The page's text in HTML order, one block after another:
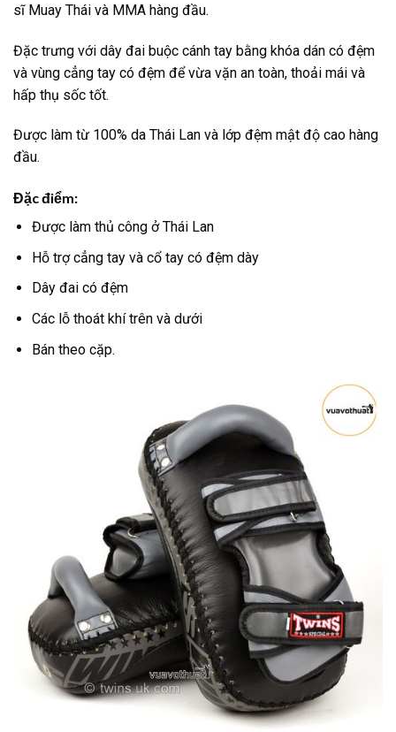
sĩ Muay Thái và MMA hàng đầu.
Đặc trưng với dây đai buộc cánh tay bằng khóa dán có đệm
và vùng cẳng tay có đệm để vừa vặn an toàn, thoải mái và
hấp thụ sốc tốt.
Được làm từ 100% da Thái Lan và lớp đệm mật độ cao hàng
đầu.
Đặc điểm:
Được làm thủ công ở Thái Lan
Hỗ trợ cẳng tay và cổ tay có đệm dày
Dây đai có đệm
Các lỗ thoát khí trên và dưới
Bán theo cặp.